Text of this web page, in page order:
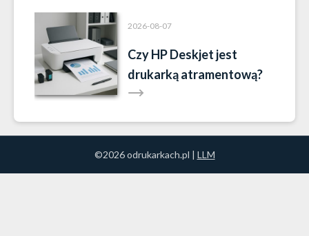
2026-08-07
Czy HP Deskjet jest
drukarką atramentową?
©2026 odrukarkach.pl | LLM